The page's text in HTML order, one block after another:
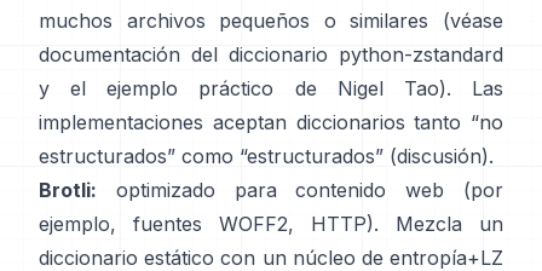
muchos archivos pequeños o similares (véase
documentación del diccionario python-zstandard
y
el ejemplo práctico de Nigel Tao). Las
implementaciones aceptan diccionarios tanto “no
estructurados” como “estructurados” (discusión).
Brotli: optimizado para contenido web (por
ejemplo, fuentes WOFF2, HTTP). Mezcla un
diccionario estático con un núcleo de entropía+LZ